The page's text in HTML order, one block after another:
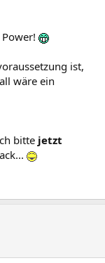
ist,
wäre ein
bitte jetzt